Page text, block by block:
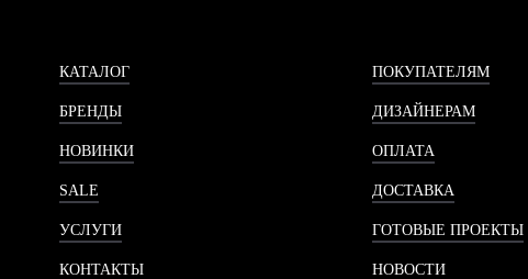
КАТАЛОГ
БРЕНДЫ
НОВИНКИ
SALE
УСЛУГИ
КОНТАКТЫ
ПОКУПАТЕЛЯМ
ДИЗАЙНЕРАМ
ОПЛАТА
ДОСТАВКА
ГОТОВЫЕ ПРОЕКТЫ
НОВОСТИ